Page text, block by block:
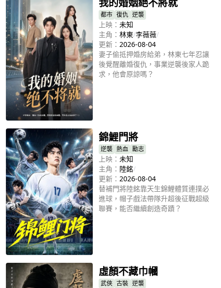
我的婚姻絕不將就
都市 復仇 逆襲
上映： 未知
主角： 林東/李薇薇/
更新： 2026-08-04
妻子偷抵押婚房給弟，林東七年忍讓
後覺醒離婚復仇，事業逆襲後家人跪
求，他會原諒嗎？
錦鯉門將
逆襲 熱血 勵志
上映： 未知
主角： 陸銘/
更新： 2026-08-04
替補門將陸銘靠天生錦鯉體質連撲必
進球，帽子戲法帶隊升超後征戰超級
聯賽，能否繼續創造奇蹟？
虛顏不藏巾幗
武俠 古裝 逆襲